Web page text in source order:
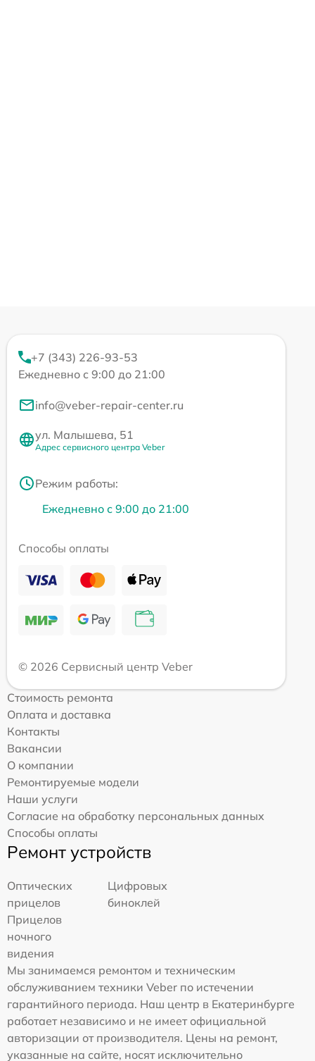
+7 (343) 226-93-53
Ежедневно с 9:00 до 21:00
info@veber-repair-center.ru
ул. Малышева, 51
Адрес сервисного центра Veber
Режим работы:
Ежедневно с 9:00 до 21:00
Способы оплаты
© 2026 Сервисный центр Veber
Стоимость ремонта
Оплата и доставка
Контакты
Вакансии
О компании
Ремонтируемые модели
Наши услуги
Согласие на обработку персональных данных
Способы оплаты
Ремонт устройств
Оптических
прицелов
Цифровых
биноклей
Прицелов
ночного
видения
Мы занимаемся ремонтом и техническим
обслуживанием техники Veber по истечении
гарантийного периода. Наш центр в Екатеринбурге
работает независимо и не имеет официальной
авторизации от производителя. Цены на ремонт,
указанные на сайте, носят исключительно